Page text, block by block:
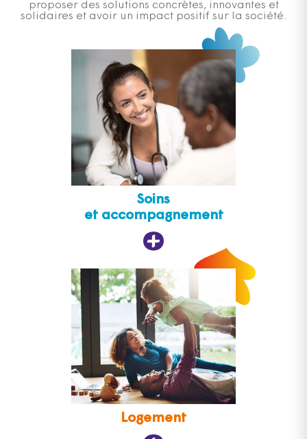
proposer des solutions concrètes, innovantes et
solidaires et avoir un impact positif sur la société.
Soins
et accompagnement
Logement